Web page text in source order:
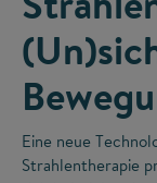
Eine neue
Strahlentherapie